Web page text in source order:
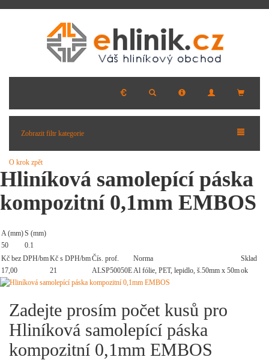
Zobrazit filtr kategorie
O krok zpět
Hliníková samolepící páska
kompozitní 0,1mm EMBOS
A (mm)S (mm)
50
0.1
Kč bez DPH/bmKč s DPH/bmČís. prof. Norma
Sklad
17,00
21 ALSP50050EAl fólie, PET, lepidlo, š.50mm x 50mok
Zadejte prosím počet kusů pro
Hliníková samolepící páska
kompozitní 0,1mm EMBOS